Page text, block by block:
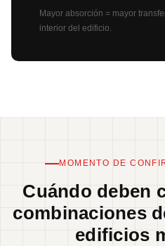
Mayor absorción = mayor
interior del edificio.
MOMENTO DE
Cuándo deben
combinaciones
edificios